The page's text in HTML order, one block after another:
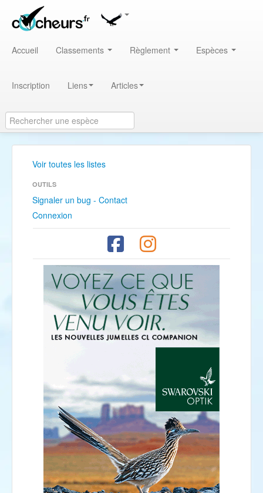
Accueil Classements Règlement Espèces
Inscription Liens Articles
Voir toutes les listes
OUTILS
Signaler un bug - Contact
Connexion